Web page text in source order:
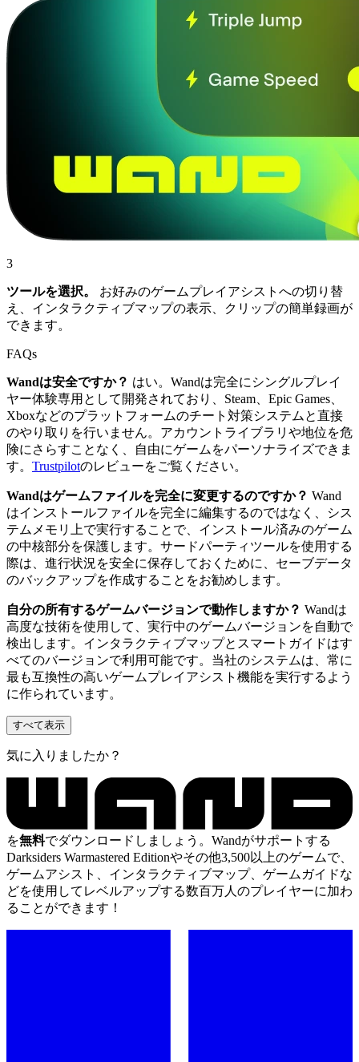
3
ツールを選択。
お好みのゲームプレイアシストへの切り替
え、インタラクティブマップの表示、クリップの簡単録画が
できます。
FAQs
Wandは安全ですか？ はい。Wandは完全にシングルプレイ
ヤー体験専用として開発されており、Steam、Epic Games、
Xboxなどのプラットフォームのチート対策システムと直接
のやり取りを行いません。アカウントライブラリや地位を危
険にさらすことなく、自由にゲームをパーソナライズできま
す。 Trustpilotのレビューをご覧ください。
Wandはゲームファイルを完全に変更するのですか？ Wand
はインストールファイルを完全に編集するのではなく、シス
テムメモリ上で実行することで、インストール済みのゲーム
の中核部分を保護します。サードパーティツールを使用する
際は、進行状況を安全に保存しておくために、セーブデータ
のバックアップを作成することをお勧めします。
自分の所有するゲームバージョンで動作しますか？ Wandは
高度な技術を使用して、実行中のゲームバージョンを自動で
検出します。インタラクティブマップとスマートガイドはす
べてのバージョンで利用可能です。当社のシステムは、常に
最も互換性の高いゲームプレイアシスト機能を実行するよう
に作られています。
すべて表示
気に入りましたか？
を無料でダウンロードしましょう。Wandがサポートする
Darksiders Warmastered Editionやその他3,500以上のゲームで、
ゲームアシスト、インタラクティブマップ、ゲームガイドな
どを使用してレベルアップする数百万人のプレイヤーに加わ
ることができます！